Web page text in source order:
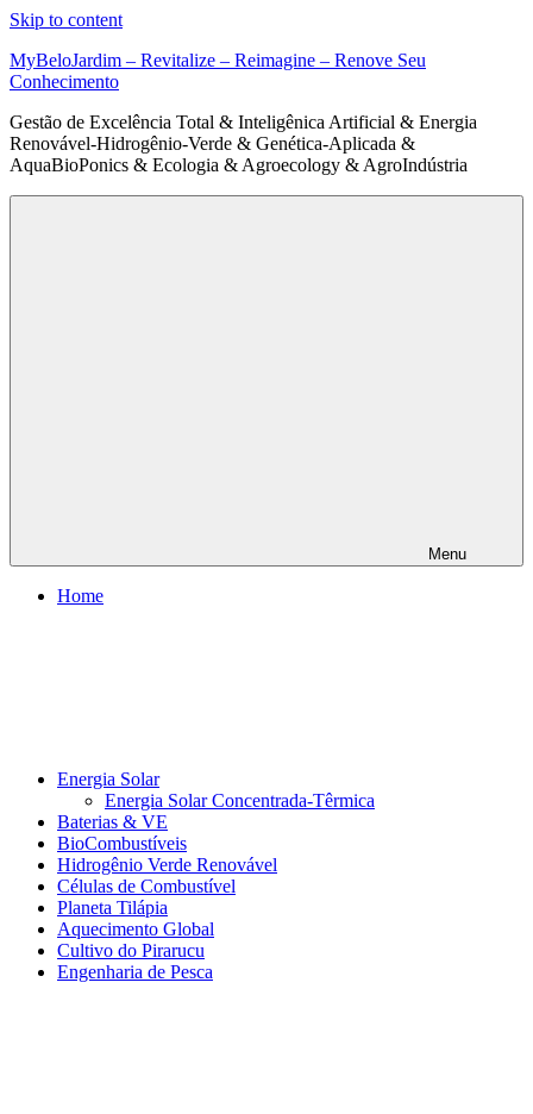
Skip to content
MyBeloJardim – Revitalize – Reimagine – Renove Seu
Conhecimento
Gestão de Excelência Total & Inteligênica Artificial & Energia
Renovável-Hidrogênio-Verde & Genética-Aplicada &
AquaBioPonics & Ecologia & Agroecology & AgroIndústria
Menu
Home
Energia Solar
Energia Solar Concentrada-Têrmica
Baterias & VE
BioCombustíveis
Hidrogênio Verde Renovável
Células de Combustível
Planeta Tilápia
Aquecimento Global
Cultivo do Pirarucu
Engenharia de Pesca